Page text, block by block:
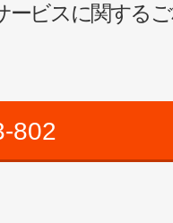
ービスに関する
802